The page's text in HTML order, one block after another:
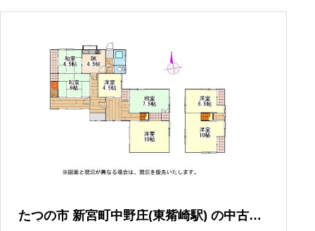
たつの市 新宮町中野庄(東觜崎駅) の中古一